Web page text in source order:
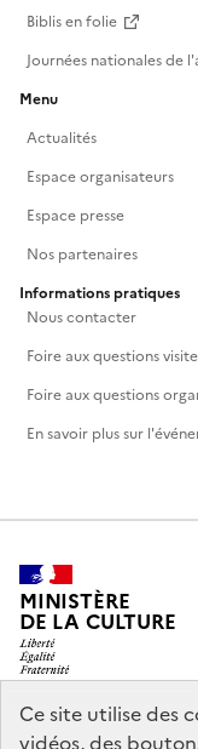
Ce site utilise des
vidéos, des
Biblis en folie
Journées nationales de
Menu
Actualités
Espace organisateurs
Espace presse
Nos partenaires
Informations pratiques
Nous contacter
Foire aux questions
Foire aux questions
En savoir plus sur
MINISTÈRE
DE LA CULTURE